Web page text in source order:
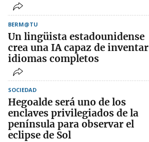
BERM@TU
Un lingüista estadounidense
crea una IA capaz de inventar
idiomas completos
SOCIEDAD
Hegoalde será uno de los
enclaves privilegiados de la
península para observar el
eclipse de Sol